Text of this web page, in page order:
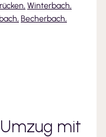
, Winterbach,
, Becherbach,
mit